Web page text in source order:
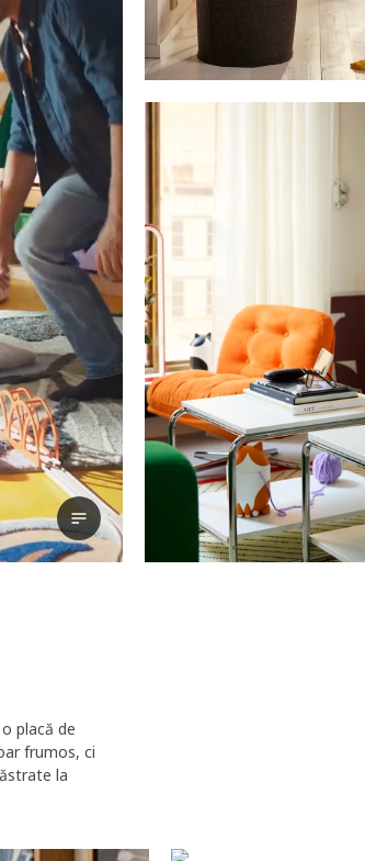
Vizualizați transcrierea
placă de
frumos, ci
la